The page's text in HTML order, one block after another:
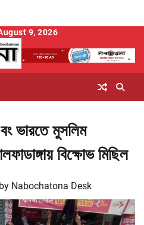
9, 2026
ভারতে মুসলিম
বিক্ষোভ মিছিল
by Nabochatona Desk